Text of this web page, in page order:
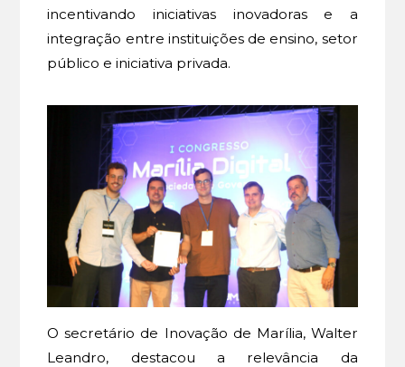
incentivando iniciativas inovadoras e a
integração entre instituições de ensino, setor
público e iniciativa privada.
O secretário de Inovação de Marília, Walter
Leandro, destacou a relevância da